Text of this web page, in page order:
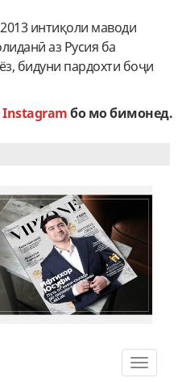
интиқоли маводи
аз Русия ба
бидуни пардохти боҷи
Instagramбо мо бимонед.
Toggle